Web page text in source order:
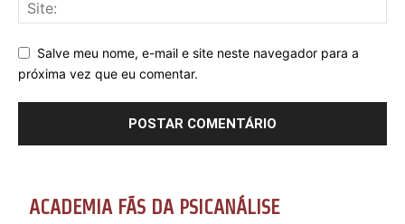
Salve meu nome, e-mail e site neste navegador para a
próxima vez que eu comentar.
ACADEMIA FÃS DA PSICANÁLISE